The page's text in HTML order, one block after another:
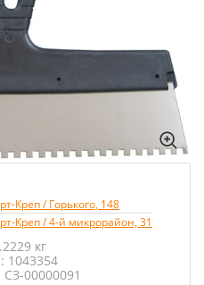
Креп / Горького, 148
Креп / 4-й микрорайон, 31
кг
1043354
00000091